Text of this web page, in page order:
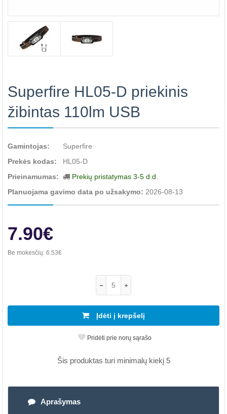
Superfire HL05-D priekinis
žibintas 110lm USB
Gamintojas:
Superfire
Prekės kodas:
HL05-D
Prieinamumas:
Prekių pristatymas 3-5 d.d.
Planuojama gavimo data po užsakymo: 2026-08-13
7.90€
Be mokesčių: 6.53€
Įdėti į krepšelį
Pridėti prie norų sąrašo
Šis produktas turi minimalų kiekį 5
Aprašymas